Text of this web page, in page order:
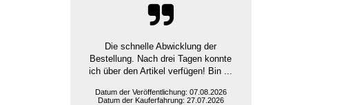
Die schnelle Abwicklung der
Bestellung. Nach drei Tagen konnte
ich über den Artikel verfügen! Bin ...
Datum der Veröffentlichung: 07.08.2026
Datum der Kauferfahrung: 27.07.2026